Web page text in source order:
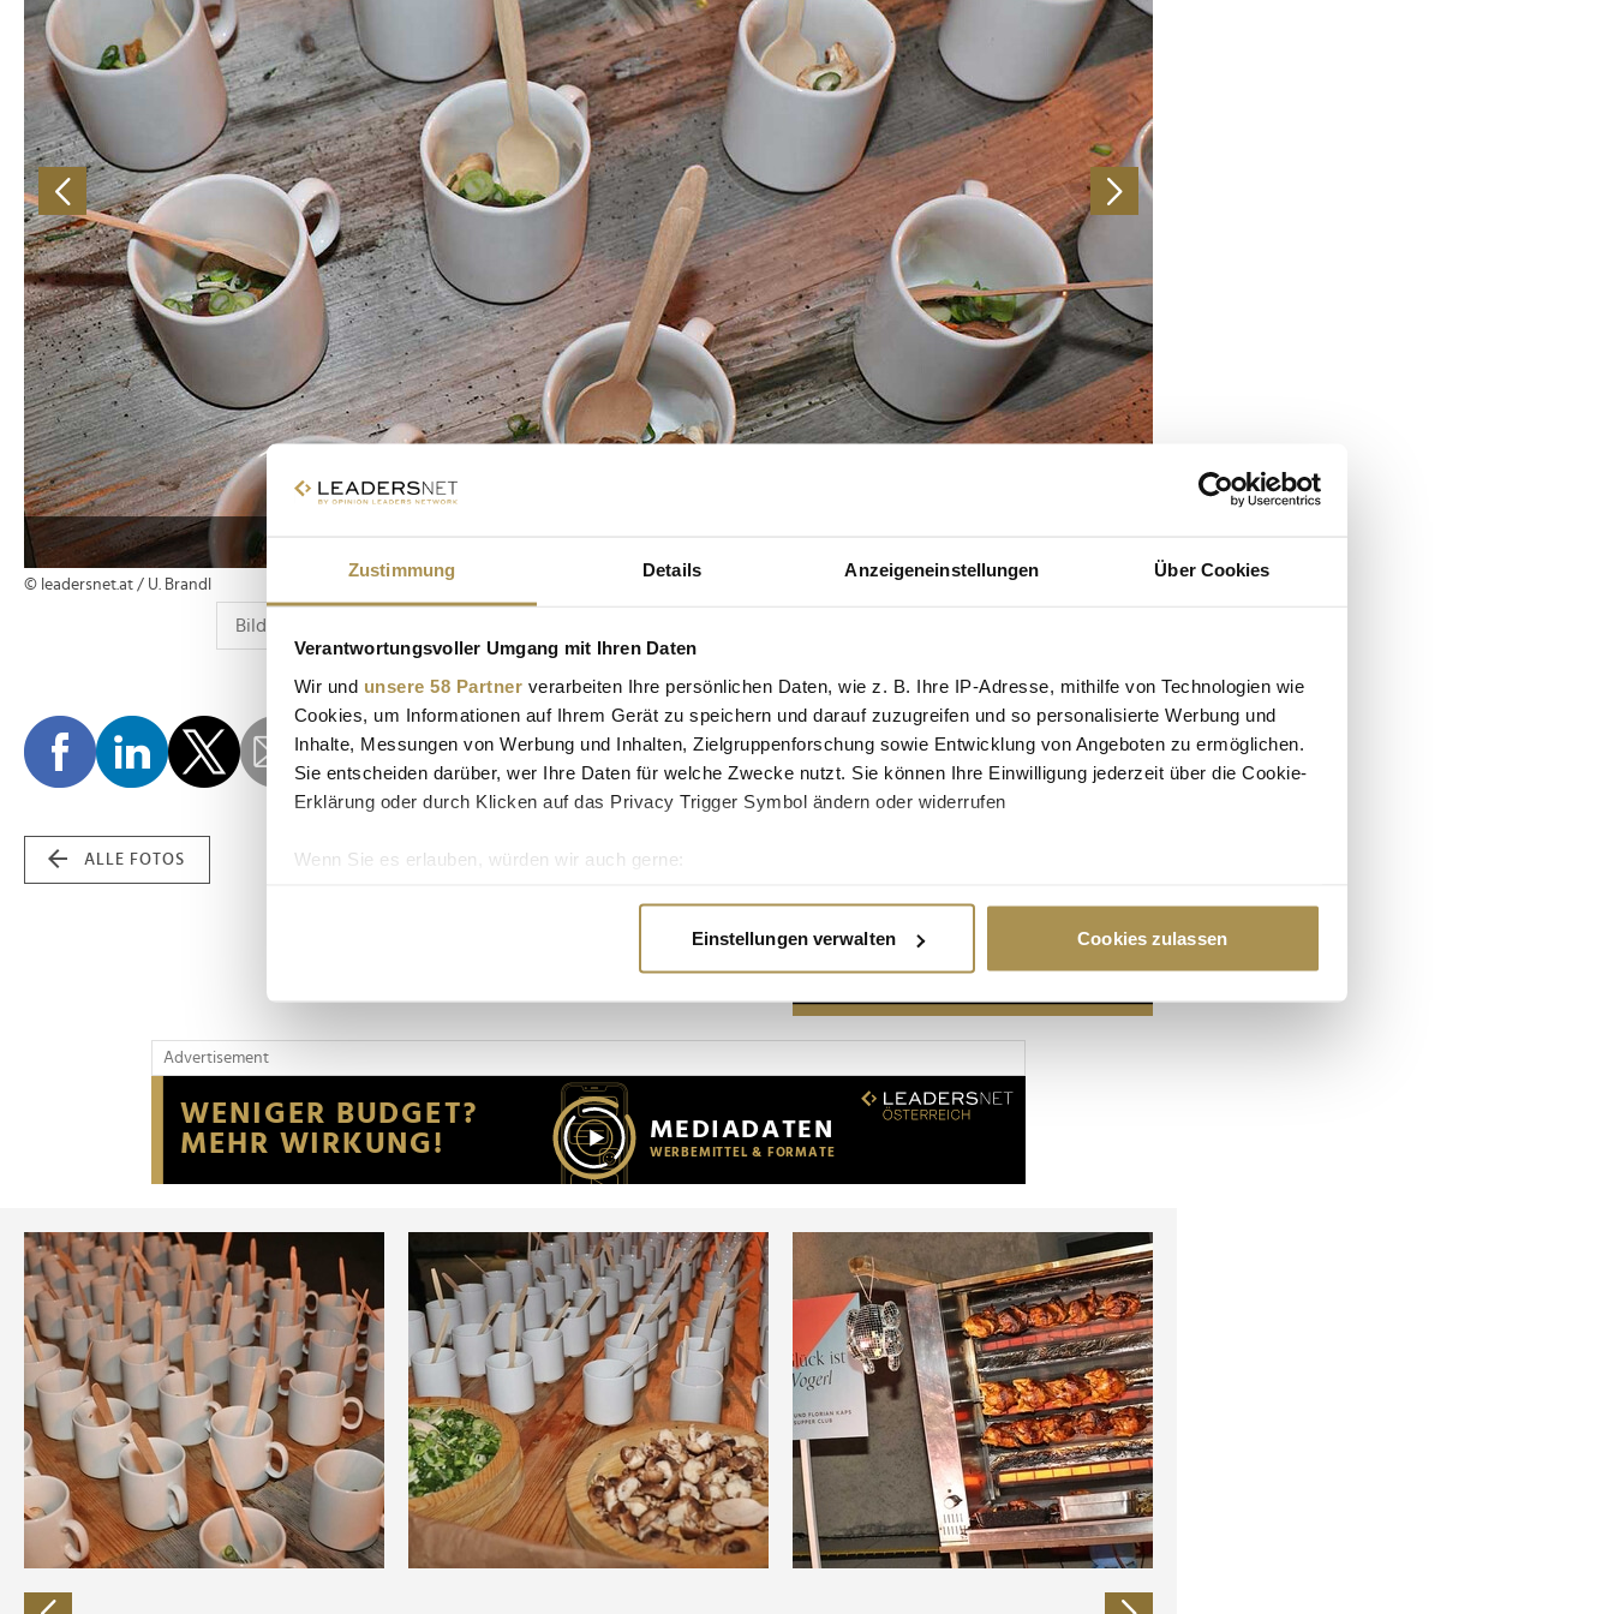
Zustimmung Details Anzeigeneinstellungen Über Cookies
Verantwortungsvoller Umgang mit Ihren Daten
Wir und unsere 58 Partner verarbeiten Ihre persönlichen Daten, wie z. B. Ihre IP-Adresse, mithilfe von Technologien wie
Cookies, um Informationen auf Ihrem Gerät zu speichern und darauf zuzugreifen und so personalisierte Werbung und
Inhalte, Messungen von Werbung und Inhalten, Zielgruppenforschung sowie Entwicklung von Angeboten zu ermöglichen.
Sie entscheiden darüber, wer Ihre Daten für welche Zwecke nutzt. Sie können Ihre Einwilligung jederzeit über die Cookie-
Erklärung oder durch Klicken auf das Privacy Trigger Symbol ändern oder widerrufen
Wenn Sie es erlauben, würden wir auch gerne:
Erfahren Sie mehr darüber, wie Ihre persönlichen Daten verarbeitet werden, und legen Sie Ihre Präferenzen im
Wir verwenden Cookies, um Inhalte und Anzeigen zu personalisieren, Funktionen für soziale Medien anbieten zu können
Website an unsere Partner für soziale Medien, Werbung und Analysen weiter. Unsere Partner führen diese Informationen
möglicherweise mit weiteren Daten zusammen, die Sie ihnen bereitgestellt haben oder die sie im Rahmen Ihrer Nutzung
der Dienste gesammelt haben.
Einstellungen verwalten Cookies zulassen
© leadersnet.at / U. Brandl
ALLE FOTOS
Advertisement
Advertisement